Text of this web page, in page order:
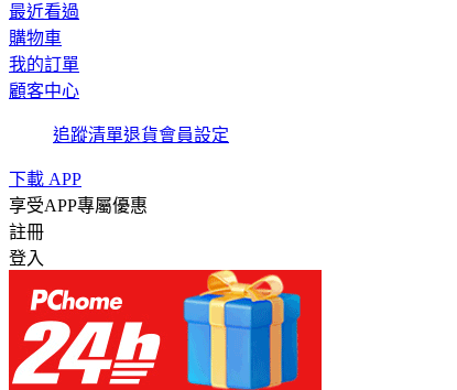
最近看過
購物車
我的訂單
顧客中心
追蹤清單退貨會員設定
下載 APP
享受APP專屬優惠
註冊
登入